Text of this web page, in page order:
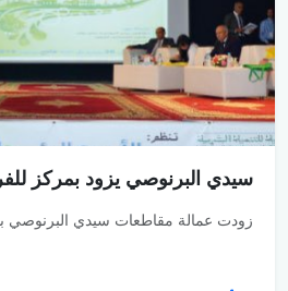
سيدي البرنوصي يزود بمركز
زودت عمالة مقاطعات سيدي البرنوصي